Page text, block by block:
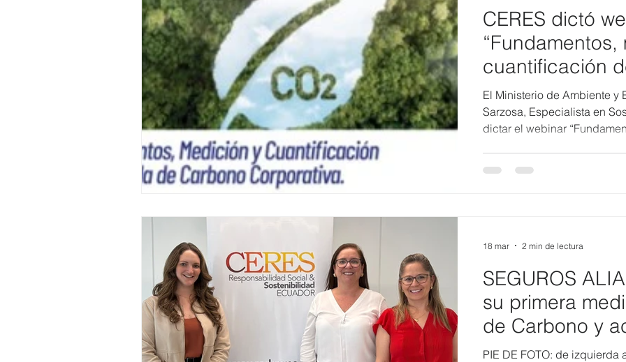
CERES dictó
cuantificación
carbono
organizado por
Ambiente y
El Ministerio de Ambiente y
Sarzosa, Especialista en
dictar el webinar
personas, quienes pudieron
fortalecimient
SEGUROS
su primera
de Carbono y
reducción
PIE DE FOTO: de
18 mar 2 min de lectura